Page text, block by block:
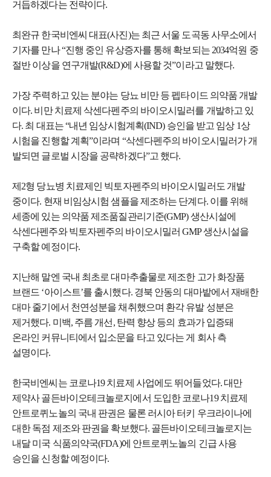
거듭하겠다는 전략이다.
최완규 한국비엔씨 대표(사진)는 최근 서울 도곡동 사무소에서
기자를 만나 “진행 중인 유상증자를 통해 확보되는 2034억원 중
절반 이상을 연구개발(R&D)에 사용할 것”이라고 말했다.
가장 주력하고 있는 분야는 당뇨 비만 등 펩타이드 의약품 개발
이다. 비만 치료제 삭센다펜주의 바이오시밀러를 개발하고 있
다. 최 대표는 “내년 임상시험계획(IND) 승인을 받고 임상 1상
시험을 진행할 계획”이라며 “삭센다펜주의 바이오시밀러가 개
발되면 글로벌 시장을 공략하겠다”고 했다.
제2형 당뇨병 치료제인 빅토자펜주의 바이오시밀러도 개발
중이다. 현재 비임상시험 샘플을 제조하는 단계다. 이를 위해
세종에 있는 의약품 제조품질관리기준(GMP) 생산시설에
삭센다펜주와 빅토자펜주의 바이오시밀러 GMP 생산시설을
구축할 예정이다.
지난해 말엔 국내 최초로 대마추출물로 제조한 고가 화장품
브랜드 ‘아이스트’를 출시했다. 경북 안동의 대마밭에서 재배한
대마 줄기에서 천연성분을 채취했으며 환각 유발 성분은
제거했다. 미백, 주름 개선, 탄력 향상 등의 효과가 입증돼
온라인 커뮤니티에서 입소문을 타고 있다는 게 회사 측
설명이다.
한국비엔씨는 코로나19 치료제 사업에도 뛰어들었다. 대만
제약사 골든바이오테크놀로지에서 도입한 코로나19 치료제
안트로퀴노놀의 국내 판권은 물론 러시아 터키 우크라이나에
대한 독점 제조와 판권을 확보했다. 골든바이오테크놀로지는
내달 미국 식품의약국(FDA)에 안트로퀴노놀의 긴급 사용
승인을 신청할 예정이다.